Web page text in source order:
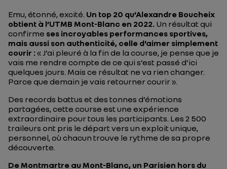
Emu, étonné, excité. Un top 20 qu’Alexandre Boucheix
obtient à l’UTMB Mont-Blanc en 2022. Un résultat qui
confirme ses incroyables performances sportives,
mais aussi son authenticité, celle d’aimer simplement
courir :«J’ai pleuré à la fin de la course, je pense que je
vais me rendre compte de ce qui s’est passé d’ici
quelques jours. Mais ce résultat ne va rien changer.
Parce que demain je vais retourner courir».
Des records battus et des tonnes d’émotions
partagées, cette course est une expérience
extraordinaire pour tous les participants. Les 2 500
traileurs ont pris le départ vers un exploit unique,
personnel, où chacun trouve le rythme de sa propre
découverte.
De Montmartre au Mont-Blanc, un Parisien hors du